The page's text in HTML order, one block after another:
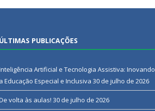
ÚLTIMAS PUBLICAÇÕES
Artificial e Tecnologia Assistiva: Inovando
a Educação Especial e Inclusiva 30 de julho de 2026
volta às aulas! 30 de julho de 2026